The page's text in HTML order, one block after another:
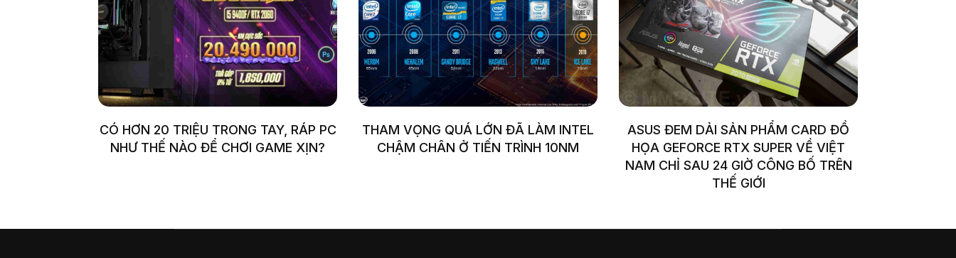
CÓ HƠN 20 TRIỆU TRONG TAY, RÁP PC
NHƯ THẾ NÀO ĐỂ CHƠI GAME XỊN?
THAM VỌNG QUÁ LỚN ĐÃ LÀM INTEL
CHẬM CHÂN Ở TIẾN TRÌNH 10NM
ASUS ĐEM DẢI SẢN PHẨM CARD ĐỒ
HỌA GEFORCE RTX SUPER VỀ VIỆT
NAM CHỈ SAU 24 GIỜ CÔNG BỐ TRÊN
THẾ GIỚI